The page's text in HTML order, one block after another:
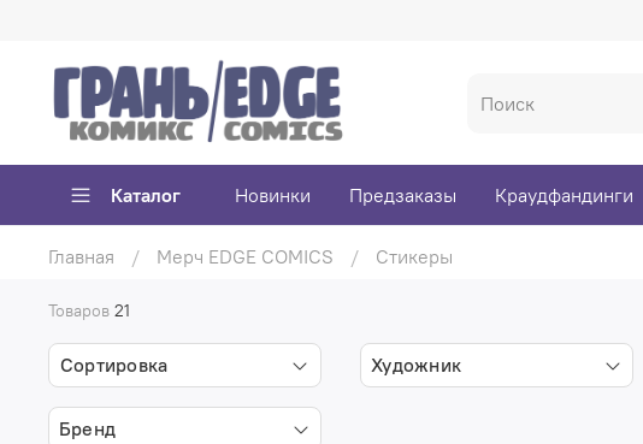
Каталог Новинки Предзаказы Краудфандинги
Главная Мерч EDGE COMICS Стикеры
Товаров 21
Сортировка Художник
Бренд